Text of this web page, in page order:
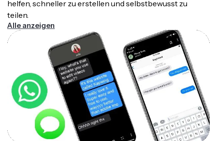
teilen.
Alle anzeigen